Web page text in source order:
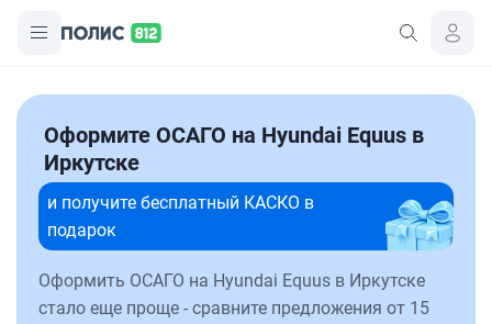
Оформите ОСАГО на Hyundai Equus в
Иркутске
и получите бесплатный КАСКО в
подарок
Оформить ОСАГО на Hyundai Equus в Иркутске
стало еще проще - сравните предложения от 15